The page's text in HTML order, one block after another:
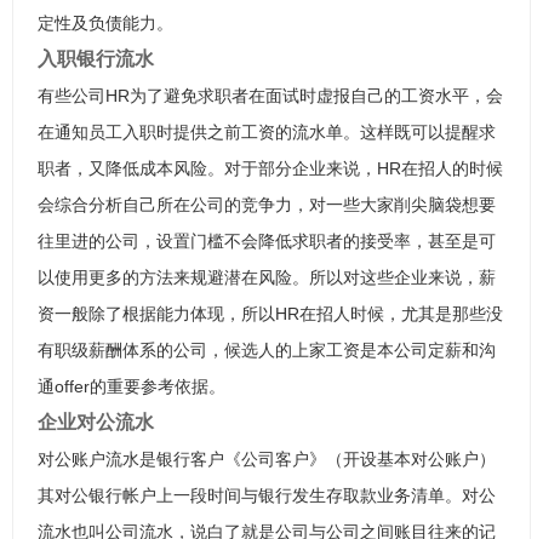
定性及负债能力。
入职银行流水
有些公司HR为了避免求职者在面试时虚报自己的工资水平，会
在通知员工入职时提供之前工资的流水单。这样既可以提醒求
职者，又降低成本风险。对于部分企业来说，HR在招人的时候
会综合分析自己所在公司的竞争力，对一些大家削尖脑袋想要
往里进的公司，设置门槛不会降低求职者的接受率，甚至是可
以使用更多的方法来规避潜在风险。所以对这些企业来说，薪
资一般除了根据能力体现，所以HR在招人时候，尤其是那些没
有职级薪酬体系的公司，候选人的上家工资是本公司定薪和沟
通offer的重要参考依据。
企业对公流水
对公账户流水是银行客户《公司客户》（开设基本对公账户）
其对公银行帐户上一段时间与银行发生存取款业务清单。对公
流水也叫公司流水，说白了就是公司与公司之间账目往来的记